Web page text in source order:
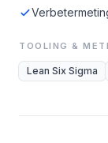
TOOLING &
Lean Six Sigma